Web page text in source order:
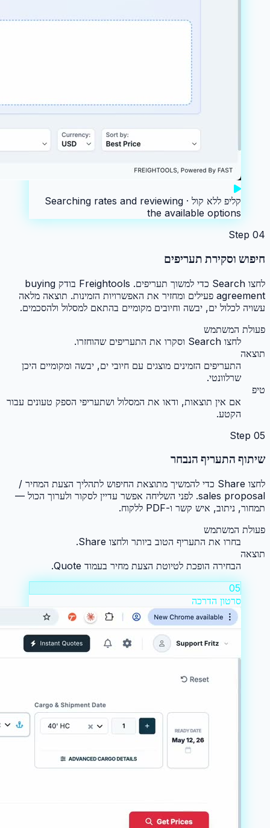
קליפ ללא קול · Searching rates and reviewing
the available options
Step 04
חיפוש וסקירת תעריפים
לחצו Search כדי למשוך תעריפים. Freightools בודק buying
agreement פעילים ומחזיר את האפשרויות הזמינות. תוצאה מלאה
עשויה לכלול ים, יבשה וחיובים מקומיים בהתאם למסלול ולהסכמים.
פעולת המשתמש
לחצו Search וסקרו את התעריפים שהוחזרו.
תוצאה
התעריפים הזמינים מוצגים עם חיובי ים, יבשה ומקומיים היכן
שרלוונטי.
טיפ
אם אין תוצאות, ודאו את המסלול ושתעריפי הספק טעונים עבור
הקטע.
Step 05
שיתוף התעריף הנבחר
לחצו Share כדי להמשיך מתוצאת החיפוש לתהליך הצעת המחיר /
sales proposal. לפני השליחה אפשר עדיין לסקור ולערוך הכול —
תמחור, ניתוב, איש קשר ו-PDF ללקוח.
פעולת המשתמש
בחרו את התעריף הטוב ביותר ולחצו Share.
תוצאה
הבחירה הופכת לטיוטת הצעת מחיר בעמוד Quote.
05
סרטון הדרכה